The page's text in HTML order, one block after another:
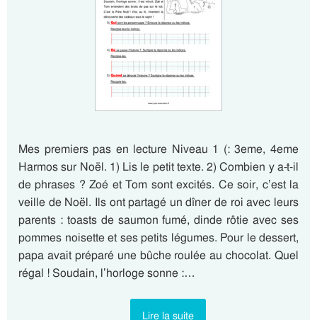
Mes premiers pas en lecture Niveau 1 (: 3eme, 4eme
Harmos sur Noël. 1) Lis le petit texte. 2) Combien y a-t-il
de phrases ? Zoé et Tom sont excités. Ce soir, c’est la
veille de Noël. Ils ont partagé un dîner de roi avec leurs
parents : toasts de saumon fumé, dinde rôtie avec ses
pommes noisette et ses petits légumes. Pour le dessert,
papa avait préparé une bûche roulée au chocolat. Quel
régal ! Soudain, l’horloge sonne :…
Lire la suite